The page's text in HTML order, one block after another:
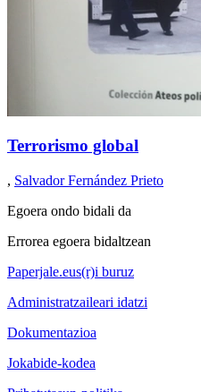
Terrorismo global
, Salvador Fernández Prieto
Egoera ondo bidali da
Errorea egoera bidaltzean
Paperjale.eus(r)i buruz
Administratzaileari idatzi
Dokumentazioa
Jokabide-kodea